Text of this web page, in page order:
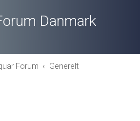
Danmark
Forum Generelt